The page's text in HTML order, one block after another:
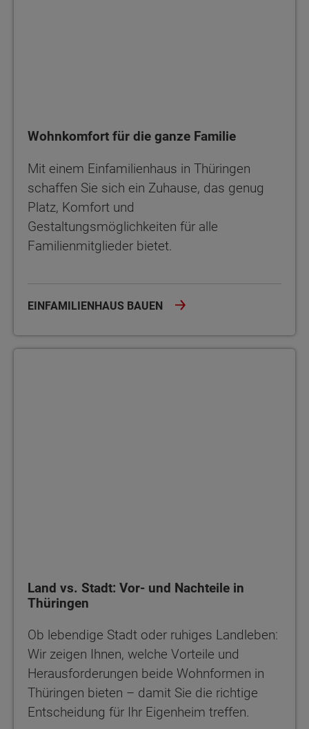
Wohnkomfort für die ganze Familie
Mit einem Einfamilienhaus in Thüringen
schaffen Sie sich ein Zuhause, das genug
Platz, Komfort und
Gestaltungsmöglichkeiten für alle
Familienmitglieder bietet.
EINFAMILIENHAUS BAUEN
Land vs. Stadt: Vor- und Nachteile in
Thüringen
Ob lebendige Stadt oder ruhiges Landleben:
Wir zeigen Ihnen, welche Vorteile und
Herausforderungen beide Wohnformen in
Thüringen bieten – damit Sie die richtige
Entscheidung für Ihr Eigenheim treffen.